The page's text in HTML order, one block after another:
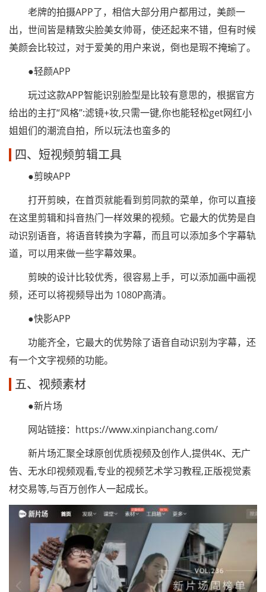
老牌的拍摄APP了，相信大部分用户都用过，美颜一
出，世间皆是精致尖脸美女帅哥，使还起来不错，但有时候
美颜会比较过，对于爱美的用户来说，倒也是瑕不掩瑜了。
●轻颜APP
玩过这款APP智能识别脸型是比较有意思的，根据官方
给出的主打“风格”:滤镜+妆,只需一键,你也能轻松get网红小
姐姐们的潮流自拍，所以玩法也蛮多的
四、短视频剪辑工具
●剪映APP
打开剪映，在首页就能看到剪同款的菜单，你可以直接
在这里剪辑和抖音热门一样效果的视频。它最大的优势是自
动识别语音，将语音转换为字幕，而且可以添加多个字幕轨
道，可以用来做一些字幕效果。
剪映的设计比较优秀，很容易上手，可以添加画中画视
频，还可以将视频导出为 1080P高清。
●快影APP
功能齐全，它最大的优势除了语音自动识别为字幕，还
有一个文字视频的功能。
五、视频素材
●新片场
网站链接：https://www.xinpianchang.com/
新片场汇聚全球原创优质视频及创作人,提供4K、无广
告、无水印视频观看,专业的视频艺术学习教程,正版视觉素
材交易等,与百万创作人一起成长。